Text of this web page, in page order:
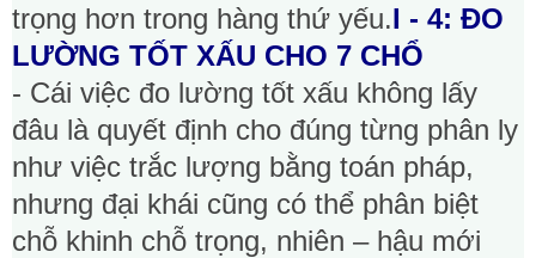
trọng hơn trong hàng thứ yếu.I - 4: ĐO
LƯỜNG TỐT XẤU CHO 7 CHỔ
- Cái việc đo lường tốt xấu không lấy
đâu là quyết định cho đúng từng phân ly
như việc trắc lượng bằng toán pháp,
nhưng đại khái cũng có thể phân biệt
chỗ khinh chỗ trọng, nhiên – hậu mới